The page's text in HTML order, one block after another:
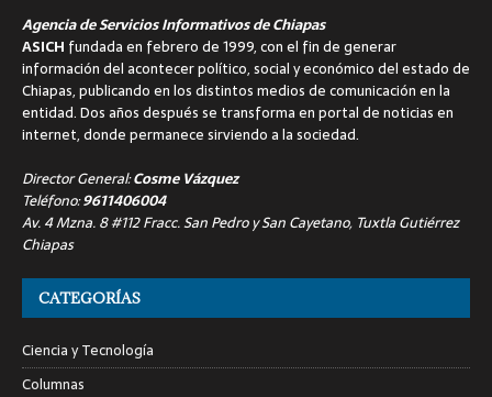
Agencia de Servicios Informativos de Chiapas
ASICH fundada en febrero de 1999, con el fin de generar
información del acontecer político, social y económico del estado de
Chiapas, publicando en los distintos medios de comunicación en la
entidad. Dos años después se transforma en portal de noticias en
internet, donde permanece sirviendo a la sociedad.
Director General:Cosme Vázquez
Teléfono:9611406004
Av. 4 Mzna. 8 #112 Fracc. San Pedro y San Cayetano, Tuxtla Gutiérrez
Chiapas
CATEGORÍAS
Ciencia y Tecnología
Columnas